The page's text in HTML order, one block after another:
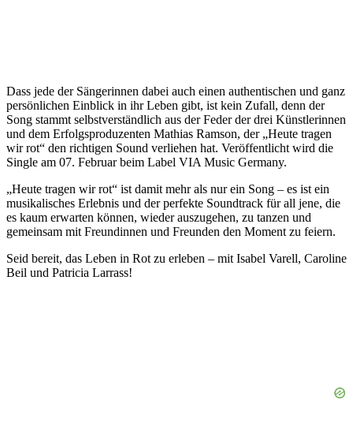
Dass jede der Sängerinnen dabei auch einen authentischen und ganz
persönlichen Einblick in ihr Leben gibt, ist kein Zufall, denn der
Song stammt selbstverständlich aus der Feder der drei Künstlerinnen
und dem Erfolgsproduzenten Mathias Ramson, der „Heute tragen
wir rot“ den richtigen Sound verliehen hat. Veröffentlicht wird die
Single am 07. Februar beim Label VIA Music Germany.
„Heute tragen wir rot“ ist damit mehr als nur ein Song – es ist ein
musikalisches Erlebnis und der perfekte Soundtrack für all jene, die
es kaum erwarten können, wieder auszugehen, zu tanzen und
gemeinsam mit Freundinnen und Freunden den Moment zu feiern.
Seid bereit, das Leben in Rot zu erleben – mit Isabel Varell, Caroline
Beil und Patricia Larrass!